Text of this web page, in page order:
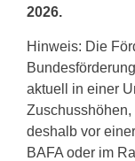
2026.
Hinweis: Die
aktuell in einer
deshalb vor
BAFA oder im